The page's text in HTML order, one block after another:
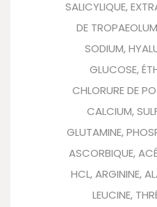
SALICYLIQUE,
DE
SODIUM,
GLUCOSE,
CHLORURE DE
CALCIUM,
GLUTAMINE,
ASCORBIQUE,
HCL, ARGININE,
LEUCINE,